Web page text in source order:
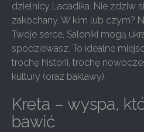
dzielnicy Ladadika. Nie zdziw
zakochany. W kim lub czym?
Twoje serce, Saloniki mogą
spodziewasz. To idealne
trochę historii, trochę
kultury (oraz baklawy).
Kreta – wyspa,
bawić